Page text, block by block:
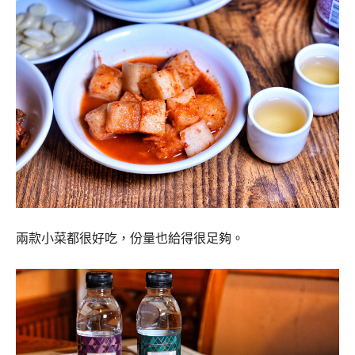
兩款小菜都很好吃，份量也給得很足夠。